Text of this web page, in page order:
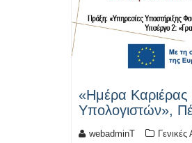
«Ημέρα Καριέρας
Υπολογιστών»,
webadminT